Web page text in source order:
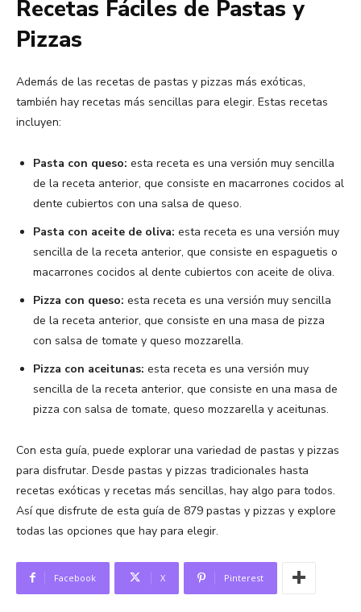
Recetas Fáciles de Pastas y
Pizzas
Además de las recetas de pastas y pizzas más exóticas,
también hay recetas más sencillas para elegir. Estas recetas
incluyen:
Pasta con queso: esta receta es una versión muy sencilla
de la receta anterior, que consiste en macarrones cocidos al
dente cubiertos con una salsa de queso.
Pasta con aceite de oliva: esta receta es una versión muy
sencilla de la receta anterior, que consiste en espaguetis o
macarrones cocidos al dente cubiertos con aceite de oliva.
Pizza con queso: esta receta es una versión muy sencilla
de la receta anterior, que consiste en una masa de pizza
con salsa de tomate y queso mozzarella.
Pizza con aceitunas: esta receta es una versión muy
sencilla de la receta anterior, que consiste en una masa de
pizza con salsa de tomate, queso mozzarella y aceitunas.
Con esta guía, puede explorar una variedad de pastas y pizzas
para disfrutar. Desde pastas y pizzas tradicionales hasta
recetas exóticas y recetas más sencillas, hay algo para todos.
Así que disfrute de esta guía de 879 pastas y pizzas y explore
todas las opciones que hay para elegir.
Facebook X Pinterest